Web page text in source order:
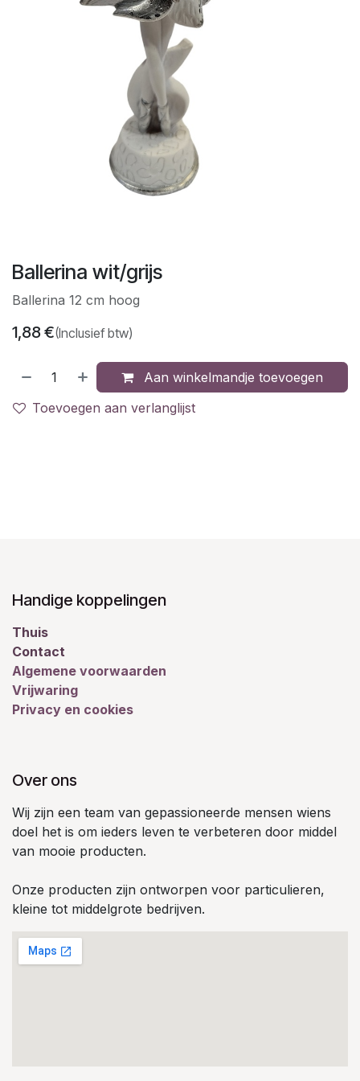
Ballerina wit/grijs
Ballerina 12 cm hoog
1,88€(Inclusief btw)
Aan winkelmandje toevoegen
Toevoegen aan verlanglijst
Handige koppelingen
Thuis
Contact
Algemene voorwaarden
Vrijwaring
Privacy en cookies
Over ons
Wij zijn een team van gepassioneerde mensen wiens
doel het is om ieders leven te verbeteren door middel
van mooie producten.
Onze producten zijn ontworpen voor particulieren,
kleine tot middelgrote bedrijven.